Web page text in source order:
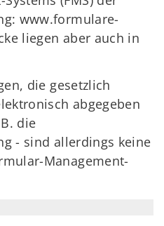
www.formulare-
liegen aber auch in
die gesetzlich
abgegeben
die
- sind allerdings keine
Management-